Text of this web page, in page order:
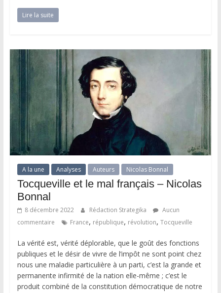
Lire la suite
A la une Analyses Auteurs Nicolas Bonnal
Tocqueville et le mal français – Nicolas
Bonnal
8 décembre 2022 Rédaction Strategika
Aucun
commentaire
France, république, révolution, Tocqueville
La vérité est, vérité déplorable, que le goût des fonctions
publiques et le désir de vivre de l’impôt ne sont point chez
nous une maladie particulière à un parti, c’est la grande et
permanente infirmité de la nation elle-même ; c’est le
produit combiné de la constitution démocratique de notre